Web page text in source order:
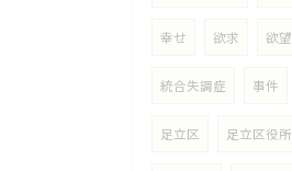
幸せ 欲求 欲望
統合失調症 事件
足立区 足立区役所